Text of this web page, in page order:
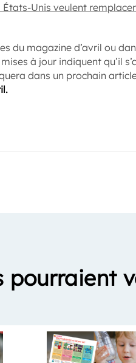
États-Unis veulent
du magazine d’avril ou
à jour indiquent qu’il
dans un prochain
pourraient